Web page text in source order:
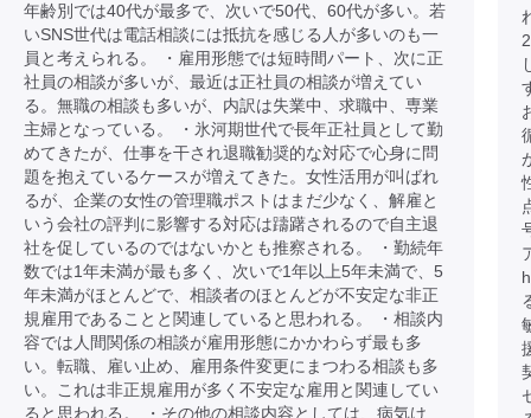
年齢別では40代が最多で、次いで50代、60代が多い。若
いSNS世代は電話相談には抵抗を感じる人が多いのも一
員と考えられる。 ・雇用形態では短時間パート、次に正
社員の相談が多いが、最近は正社員の相談が増えてい
る。無職の相談も多いが、内訳は失業中、求職中、専業
主婦となっている。 ・氷河期世代で長年正社員として勤
めてきたが、仕事を干され退職勧奨的な対応で心身に問
題を抱えているケースが増えてきた。女性活用が叫ばれ
るが、企業の女性の管理職ポストはまだ少なく、解雇と
いう会社の評判に影響する対応は躊躇されるので自主退
社を促しているのではないかとも推察される。 ・勤続年
数では1年未満が最も多く、次いで1年以上5年未満で、5
年未満がほとんどで、相談者のほとんどが不安定な非正
規雇用であることと関連していると思われる。 ・相談内
容では人間関係の相談が雇用形態にかかわらず最も多
い。転職、雇い止め、雇用条件変更にまつわる相談も多
い。これは非正規雇用が多く不安定な雇用と関連してい
ると思われる。 ・その他の相談内容としては、病気け